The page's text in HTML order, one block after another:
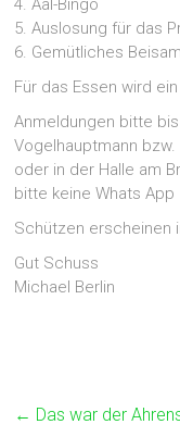
4. Aal-Bingo
5. Auslosung für das
6. Gemütliches
Für das Essen wird
Anmeldungen bitte
Vogelhauptmann
oder in der Halle am
bitte keine Whats App
Schützen erscheinen
Gut Schuss
Michael Berlin
← Das war der